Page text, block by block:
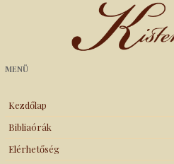
Kistemplom
MENÜ
Kezdőlap
Bibliaórák
Elérhetőség